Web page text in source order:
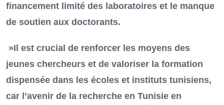
financement limité des laboratoires et le manque
de soutien aux doctorants.
»Il est crucial de renforcer les moyens des
jeunes chercheurs et de valoriser la formation
dispensée dans les écoles et instituts tunisiens,
car l’avenir de la recherche en Tunisie en